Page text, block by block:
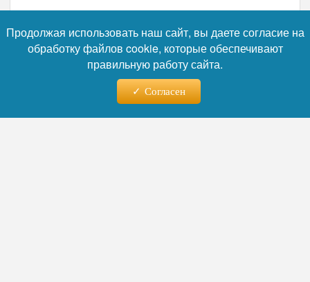
Продолжая использовать наш сайт, вы даете согласие на
обработку файлов cookie, которые обеспечивают
правильную работу сайта.
Согласен